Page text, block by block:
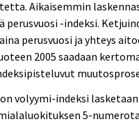
Aikaisemmin
perusvuosi -indeksi.
perusvuosi ja yhteys
2005 saadaan
volyymi-indeksi lasketaan
5-